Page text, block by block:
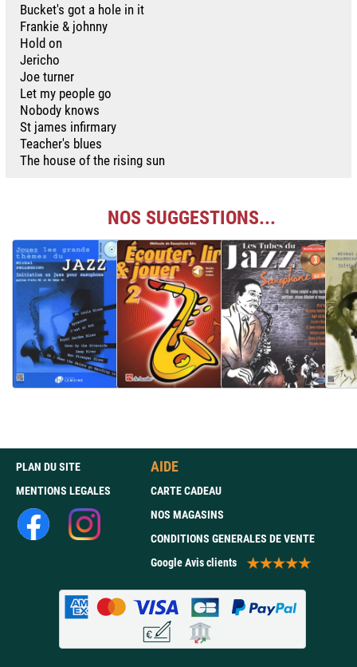
Bucket's got a hole in it
Frankie & johnny
Hold on
Jericho
Joe turner
Let my people go
Nobody knows
St james infirmary
Teacher's blues
The house of the rising sun
NOS SUGGESTIONS...
PLAN DU SITE
MENTIONS LEGALES
AIDE
CARTE CADEAU
NOS MAGASINS
CONDITIONS GENERALES DE VENTE
Google Avis clients